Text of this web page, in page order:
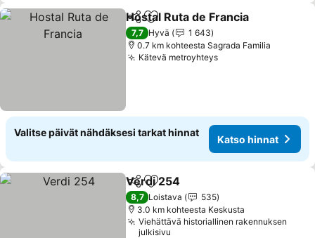
Jaa Lisää suosikkeihin
Hostal Ruta de Francia
7,7 Hyvä
1 643
0.7 km kohteesta Sagrada Familia
Kätevä metroyhteysKatso hinnat
Valitse päivät nähdäksesi tarkat hinnat
Katso hinnat
Jaa Lisää suosikkeihin
Verdi 254
8,7 Loistava
535
3.0 km kohteesta Keskusta
Viehättävä historiallinen rakennuksen
julkisivu